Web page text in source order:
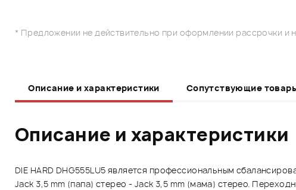
* Предложении не действительно при оформлении рассрочки и
Описание и характеристики Сопутствующие
Описание и характеристики
DIE HARD DHG555LU5 является профессиональным
Jack 3,5 mm (папа) стерео - Jack 3,5 mm (мама) стерео.